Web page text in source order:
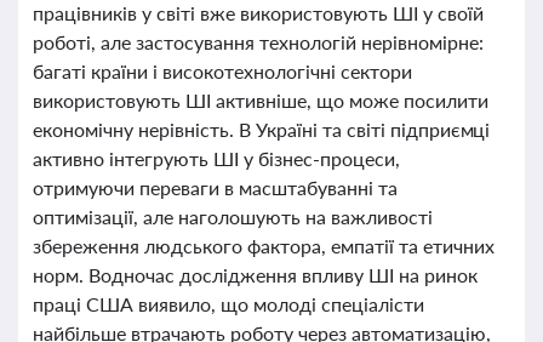
працівників у світі вже використовують ШІ у своїй
роботі, але застосування технологій нерівномірне:
багаті країни і високотехнологічні сектори
використовують ШІ активніше, що може посилити
економічну нерівність. В Україні та світі підприємці
активно інтегрують ШІ у бізнес-процеси,
отримуючи переваги в масштабуванні та
оптимізації, але наголошують на важливості
збереження людського фактора, емпатії та етичних
норм. Водночас дослідження впливу ШІ на ринок
праці США виявило, що молоді спеціалісти
найбільше втрачають роботу через автоматизацію,